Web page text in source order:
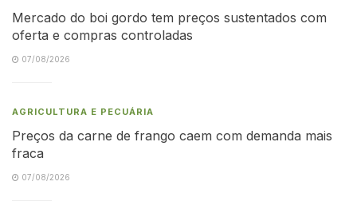
Mercado do boi gordo tem preços sustentados com
oferta e compras controladas
07/08/2026
AGRICULTURA E PECUÁRIA
Preços da carne de frango caem com demanda mais
fraca
07/08/2026